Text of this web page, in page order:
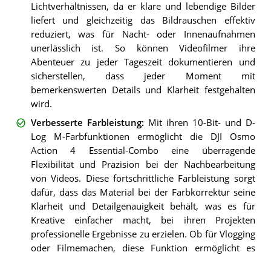
Lichtverhältnissen, da er klare und lebendige Bilder
liefert und gleichzeitig das Bildrauschen effektiv
reduziert, was für Nacht- oder Innenaufnahmen
unerlässlich ist. So können Videofilmer ihre
Abenteuer zu jeder Tageszeit dokumentieren und
sicherstellen, dass jeder Moment mit
bemerkenswerten Details und Klarheit festgehalten
wird.
Verbesserte Farbleistung: Mit ihren 10-Bit- und D-
Log M-Farbfunktionen ermöglicht die DJI Osmo
Action 4 Essential-Combo eine überragende
Flexibilität und Präzision bei der Nachbearbeitung
von Videos. Diese fortschrittliche Farbleistung sorgt
dafür, dass das Material bei der Farbkorrektur seine
Klarheit und Detailgenauigkeit behält, was es für
Kreative einfacher macht, bei ihren Projekten
professionelle Ergebnisse zu erzielen. Ob für Vlogging
oder Filmemachen, diese Funktion ermöglicht es